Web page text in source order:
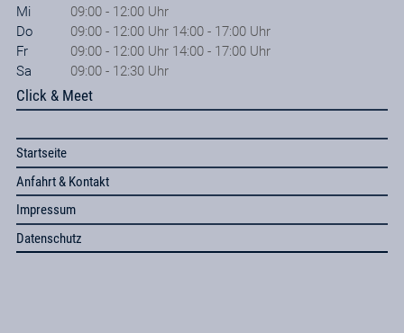
Mi
09:00 - 12:00 Uhr
Do
09:00 - 12:00 Uhr 14:00 - 17:00 Uhr
Fr
09:00 - 12:00 Uhr 14:00 - 17:00 Uhr
Sa
09:00 - 12:30 Uhr
Click & Meet
Startseite
Anfahrt & Kontakt
Impressum
Datenschutz